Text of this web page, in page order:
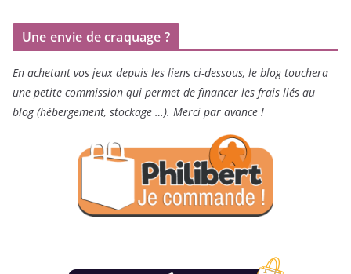
Une envie de craquage ?
En achetant vos jeux depuis les liens ci-dessous, le blog touchera
une petite commission qui permet de financer les frais liés au
blog (hébergement, stockage …). Merci par avance !